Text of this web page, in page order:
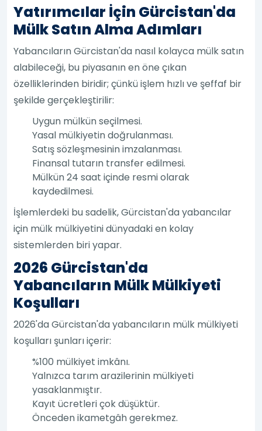
Yatırımcılar İçin Gürcistan'da
Mülk Satın Alma Adımları
Yabancıların Gürcistan'da nasıl kolayca mülk satın
alabileceği, bu piyasanın en öne çıkan
özelliklerinden biridir; çünkü işlem hızlı ve şeffaf bir
şekilde gerçekleştirilir:
Uygun mülkün seçilmesi.
Yasal mülkiyetin doğrulanması.
Satış sözleşmesinin imzalanması.
Finansal tutarın transfer edilmesi.
Mülkün 24 saat içinde resmi olarak
kaydedilmesi.
İşlemlerdeki bu sadelik, Gürcistan'da yabancılar
için mülk mülkiyetini dünyadaki en kolay
sistemlerden biri yapar.
2026 Gürcistan'da
Yabancıların Mülk Mülkiyeti
Koşulları
2026'da Gürcistan'da yabancıların mülk mülkiyeti
koşulları şunları içerir:
%100 mülkiyet imkânı.
Yalnızca tarım arazilerinin mülkiyeti
yasaklanmıştır.
Kayıt ücretleri çok düşüktür.
Önceden ikametgâh gerekmez.